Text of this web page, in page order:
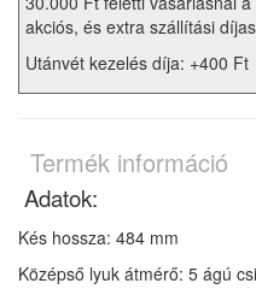
akciós, és extra szállítási
Utánvét kezelés díja: +400 Ft
Termék információ
Adatok:
Kés hossza: 484 mm
Középső lyuk átmérő: 5 ágú